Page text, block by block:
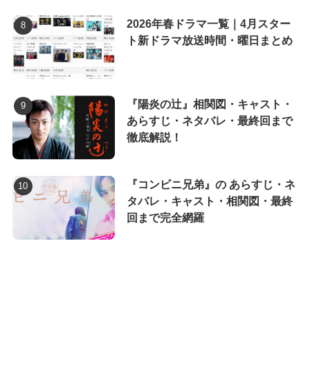
2026年春ドラマ一覧｜4月スター
ト新ドラマ放送時間・曜日まとめ
『陽炎の辻』相関図・キャスト・
あらすじ・ネタバレ・最終回まで
徹底解説！
『コンビニ兄弟』の あらすじ・ネ
タバレ・キャスト・相関図・最終
回まで完全網羅